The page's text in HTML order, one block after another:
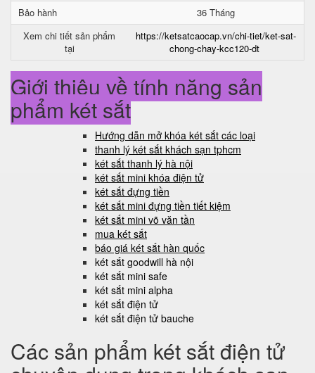
Bảo hành
36 Tháng
Xem chi tiết sản phẩm
tại
https://ketsatcaocap.vn/chi-tiet/ket-sat-
chong-chay-kcc120-dt
Giới thiệu về tính năng sản
phẩm két sắt
Hướng dẫn mở khóa két sắt các loại
thanh lý két sắt khách sạn tphcm
két sắt thanh lý hà nội
két sắt mini khóa điện tử
két sắt đựng tiền
két sắt mini đựng tiền tiết kiệm
két sắt mini võ văn tần
mua két sắt
báo giá két sắt hàn quốc
két sắt goodwill hà nội
két sắt mini safe
két sắt mini alpha
két sắt điện tử
két sắt điện tử bauche
Các sản phẩm két sắt điện tử